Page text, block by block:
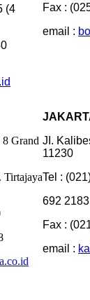
(4
Fax :
email :
Grand
Tirtajaya
JI.
11230
Tel :
692
Fax :
email :